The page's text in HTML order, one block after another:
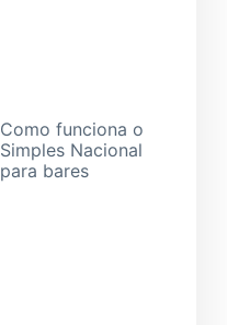
Como funciona o
Simples Nacional
para bares